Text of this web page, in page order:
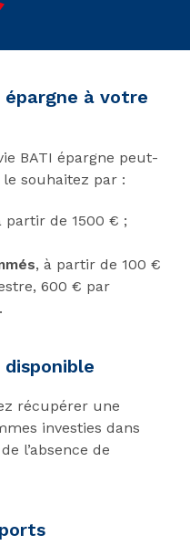
à votre
BATI épargne peut-
souhaitez par :
partir de 1500 € ;
, à partir de 100 €
600 € par
récupérer une
investies dans
l’absence de